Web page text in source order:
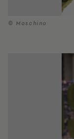
© Moschino